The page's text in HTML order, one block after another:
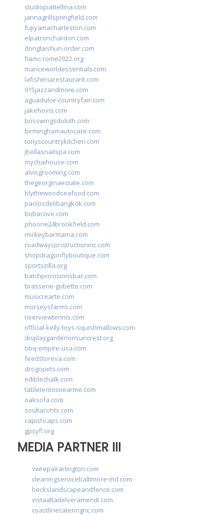
studiopiattellina.com
jannagrillspringfield.com
fujiyamacharleston.com
elpatronchardon.com
donglaishun-order.com
fiamc-rome2022.org
mariceworldessentials.com
lafisheriarestaurant.com
915jazzandmore.com
aguadulce-countryfair.com
jakehovis.com
bosswingsduluth.com
birminghamautocare.com
tonyscountrykitchen.com
jbellasnailspa.com
mychaihouse.com
alvisgrooming.com
thegeorginaestate.com
blythewoodseafood.com
paolosdelibangkok.com
bobacove.com
phoone24brookfield.com
mickeybarmama.com
roadwayconstructioninc.com
shopdragonflyboutique.com
sportszilla.org
batchprovisionsbar.com
brasserie-gobette.com
musicrearte.com
morseysfarms.com
riverviewtennis.com
official-kelly-toys-squishmallows.com
displaygardenonsuncrest.org
bbq-empire-usa.com
feedstoreva.com
drogopets.com
ediblechalk.com
tabletennisnearme.com
oaksofa.com
soultacohtx.com
capishcaps.com
gpsyfl.org
MEDIA PARTNER III
vwrepairarlington.com
cleaningservicebaltimore-md.com
beckslandscapeandfence.com
vistaaltadelveramendi.com
coastlinecateringnc.com